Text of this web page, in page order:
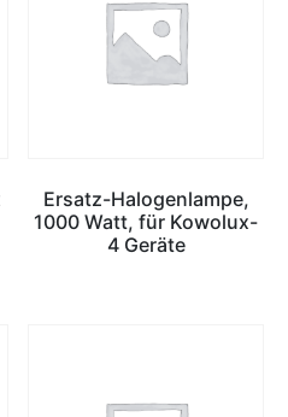
Ersatz-Halogenlampe,
1000 Watt, für Kowolux-
4 Geräte